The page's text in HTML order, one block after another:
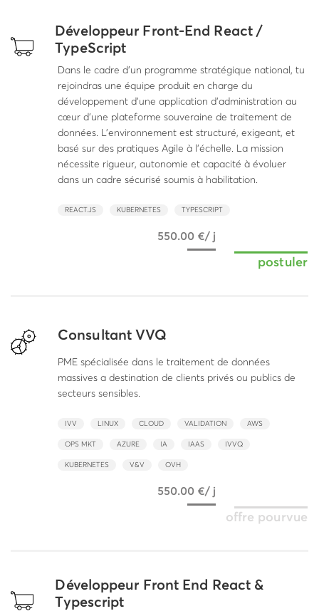
Développeur Front-End React /
TypeScript
Dans le cadre d’un programme stratégique national, tu
rejoindras une équipe produit en charge du
développement d’une application d’administration au
cœur d’une plateforme souveraine de traitement de
données. L’environnement est structuré, exigeant, et
basé sur des pratiques Agile à l’échelle. La mission
nécessite rigueur, autonomie et capacité à évoluer
dans un cadre sécurisé soumis à habilitation.
REACT.JS KUBERNETES TYPESCRIPT
550.00 €/ j
postuler
Consultant VVQ
PME spécialisée dans le traitement de données
massives a destination de clients privés ou publics de
secteurs sensibles.
IVV LINUX CLOUD VALIDATION AWS
OPS MKT AZURE IA IAAS IVVQ
KUBERNETES V&V OVH
550.00 €/ j
offre pourvue
Développeur Front End React &
Typescript